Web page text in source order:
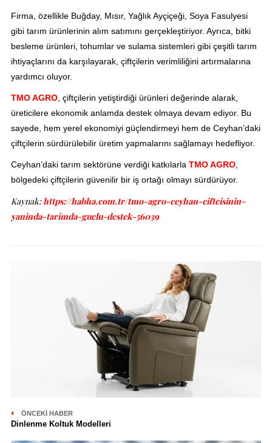
Firma, özellikle Buğday, Mısır, Yağlık Ayçiçeği, Soya Fasulyesi
gibi tarım ürünlerinin alım satımını gerçekleştiriyor. Ayrıca, bitki
besleme ürünleri, tohumlar ve sulama sistemleri gibi çeşitli tarım
ihtiyaçlarını da karşılayarak, çiftçilerin verimliliğini artırmalarına
yardımcı oluyor.
TMO AGRO, çiftçilerin yetiştirdiği ürünleri değerinde alarak,
üreticilere ekonomik anlamda destek olmaya devam ediyor. Bu
sayede, hem yerel ekonomiyi güçlendirmeyi hem de Ceyhan’daki
çiftçilerin sürdürülebilir üretim yapmalarını sağlamayı hedefliyor.
Ceyhan’daki tarım sektörüne verdiği katkılarla TMO AGRO,
bölgedeki çiftçilerin güvenilir bir iş ortağı olmayı sürdürüyor.
Kaynak:https://habha.com.tr/tmo-agro-ceyhan-ciftcisinin-
yaninda-tarimda-guclu-destek-56039
ÖNCEKI HABER
Dinlenme Koltuk Modelleri